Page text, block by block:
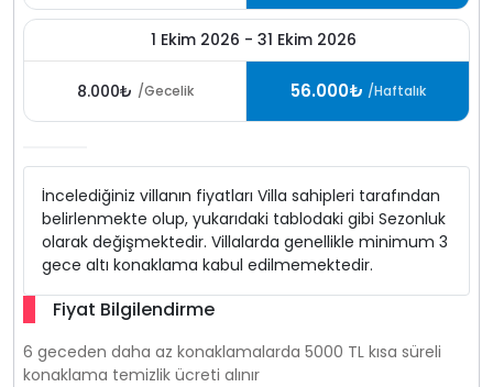
1 Ekim 2026 - 31 Ekim 2026
8.000₺ /Gecelik 56.000₺ /Haftalık
İncelediğiniz villanın fiyatları Villa sahipleri tarafından
belirlenmekte olup, yukarıdaki tablodaki gibi Sezonluk
olarak değişmektedir. Villalarda genellikle minimum 3
gece altı konaklama kabul edilmemektedir.
Fiyat Bilgilendirme
6 geceden daha az konaklamalarda 5000 TL kısa süreli
konaklama temizlik ücreti alınır